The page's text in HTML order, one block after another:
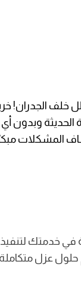
الجدران!
وبدون أي
المشكلات مبكرًا
في خدمتك
حلول عزل